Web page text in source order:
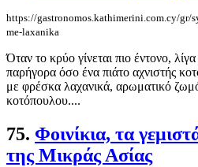
https://gastronomos.kathimerini.com.cy/gr/
me-laxanika
Όταν το κρύο γίνεται πιο έντονο,
παρήγορα όσο ένα πιάτο αχνιστής
με φρέσκα λαχανικά, αρωματικό
κοτόπουλου....
75. Φοινίκια, τα
της Μικράς Ασίας